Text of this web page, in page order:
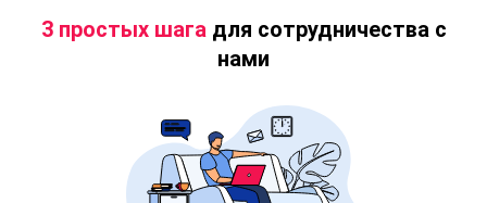
3 простых шагадля сотрудничества с
нами